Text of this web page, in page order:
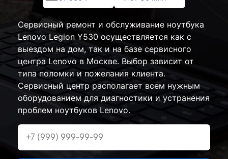
Сервисный ремонт и обслуживание ноутбука
Lenovo Legion Y530 осуществляется как с
выездом на дом, так и на базе сервисного
центра Lenovo в Москве. Выбор зависит от
типа поломки и пожелания клиента.
Сервисный центр располагает всем нужным
оборудованием для диагностики и устранения
проблем ноутбуков Lenovo.